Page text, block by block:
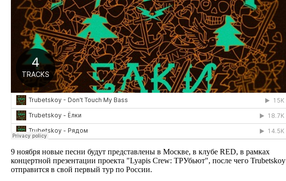
9 ноября новые песни будут представлены в Москве, в клубе RED, в рамках
концертной презентации проекта "Lyapis Crew: ТРУбьют", после чего Trubetskoy
отправится в свой первый тур по России.